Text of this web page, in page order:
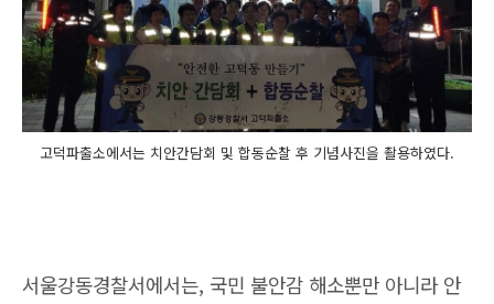
고덕파출소에서는 치안간담회 및 합동순찰 후 기념사진을 촬용하였다.
서울강동경찰서에서는, 국민 불안감 해소뿐만 아니라 안